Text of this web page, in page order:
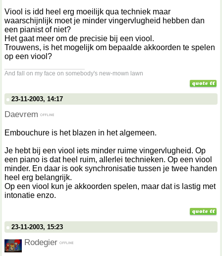
Viool is idd heel erg moeilijk qua techniek maar
waarschijnlijk moet je minder vingervlugheid hebben dan
een pianist of niet?
Het gaat meer om de precisie bij een viool.
Trouwens, is het mogelijk om bepaalde akkoorden te spelen
op een viool?
And fall on my face on somebody's new-mown lawn
23-11-2003, 14:17
Daevrem
Embouchure is het blazen in het algemeen.
Je hebt bij een viool iets minder ruime vingervlugheid. Op
een piano is dat heel ruim, allerlei technieken. Op een viool
minder. En daar is ook synchronisatie tussen je twee handen
heel erg belangrijk.
Op een viool kun je akkoorden spelen, maar dat is lastig met
intonatie enzo.
23-11-2003, 15:23
Rodegier